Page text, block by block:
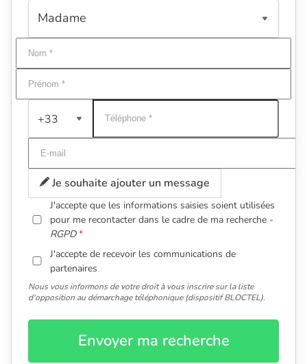
+33
Je souhaite ajouter un message
J'accepte que les informations saisies soient utilisées
pour me recontacter dans le cadre de ma recherche -
RGPD
J'accepte de recevoir les communications de
partenaires
Nous vous informons de votre droit à vous inscrire sur la liste
d'opposition au démarchage téléphonique (dispositif BLOCTEL).
Envoyer ma recherche